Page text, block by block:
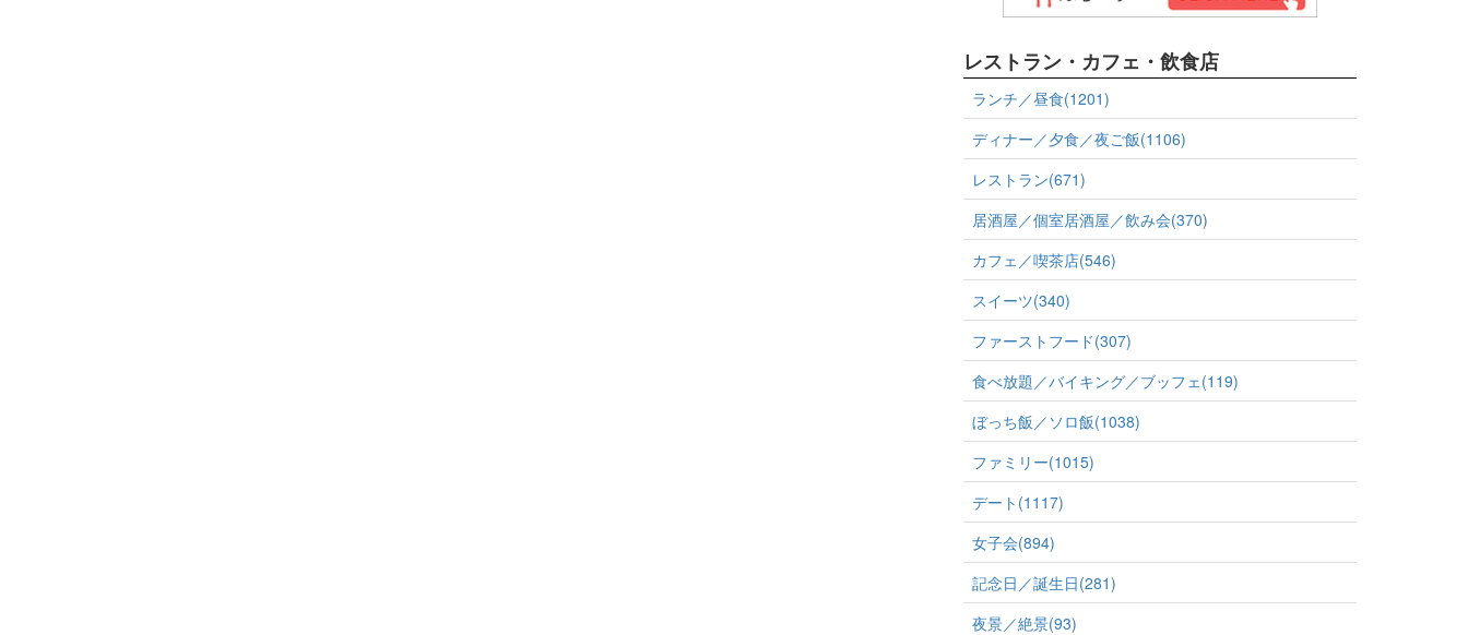
レストラン・カフェ・飲食店
ランチ／昼食(1201)
ディナー／夕食／夜ご飯(1106)
レストラン(671)
居酒屋／個室居酒屋／飲み会(370)
カフェ／喫茶店(546)
スイーツ(340)
ファーストフード(307)
食べ放題／バイキング／ブッフェ(119)
ぼっち飯／ソロ飯(1038)
ファミリー(1015)
デート(1117)
女子会(894)
記念日／誕生日(281)
夜景／絶景(93)